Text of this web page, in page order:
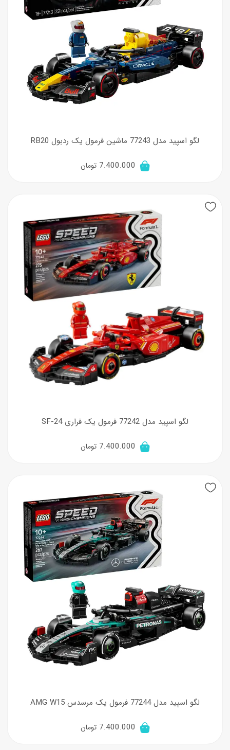
لگو اسپید مدل 77243 ماشین فرمول یک ردبول RB20
7.400.000 تومان
لگو اسپید مدل 77242 فرمول یک فراری SF-24
7.400.000 تومان
لگو اسپید مدل 77244 فرمول یک مرسدس AMG W15
7.400.000 تومان